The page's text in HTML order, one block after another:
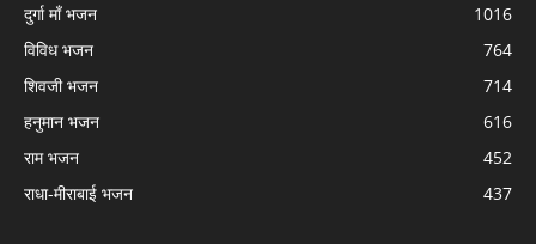
दुर्गा माँ भजन
1016
विविध भजन
764
शिवजी भजन
714
हनुमान भजन
616
राम भजन
452
राधा-मीराबाई भजन
437